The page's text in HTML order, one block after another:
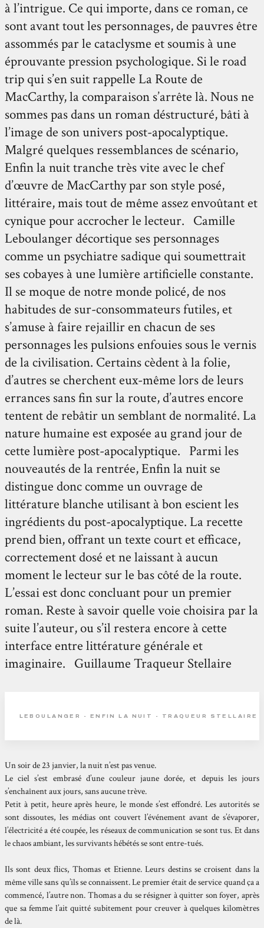
à l’intrigue. Ce qui importe, dans ce roman, ce
sont avant tout les personnages, de pauvres être
assommés par le cataclysme et soumis à une
éprouvante pression psychologique. Si le road
trip qui s’en suit rappelle La Route de
MacCarthy, la comparaison s’arrête là. Nous ne
sommes pas dans un roman déstructuré, bâti à
l’image de son univers post-apocalyptique.
Malgré quelques ressemblances de scénario,
Enfin la nuit tranche très vite avec le chef
d’œuvre de MacCarthy par son style posé,
littéraire, mais tout de même assez envoûtant et
cynique pour accrocher le lecteur. Camille
Leboulanger décortique ses personnages
comme un psychiatre sadique qui soumettrait
ses cobayes à une lumière artificielle constante.
Il se moque de notre monde policé, de nos
habitudes de sur-consommateurs futiles, et
s’amuse à faire rejaillir en chacun de ses
personnages les pulsions enfouies sous le vernis
de la civilisation. Certains cèdent à la folie,
d’autres se cherchent eux-même lors de leurs
errances sans fin sur la route, d’autres encore
tentent de rebâtir un semblant de normalité. La
nature humaine est exposée au grand jour de
cette lumière post-apocalyptique. Parmi les
nouveautés de la rentrée, Enfin la nuit se
distingue donc comme un ouvrage de
littérature blanche utilisant à bon escient les
ingrédients du post-apocalyptique. La recette
prend bien, offrant un texte court et efficace,
correctement dosé et ne laissant à aucun
moment le lecteur sur le bas côté de la route.
L’essai est donc concluant pour un premier
roman. Reste à savoir quelle voie choisira par la
suite l’auteur, ou s’il restera encore à cette
interface entre littérature générale et
imaginaire. Guillaume Traqueur Stellaire
LEBOULANGER - ENFIN LA NUIT - TRAQUEUR STELLAIRE
Un soir de 23 janvier, la nuit n’est pas venue.
Le ciel s’est embrasé d’une couleur jaune dorée, et depuis les jours
s’enchaînent aux jours, sans aucune trève.
Petit à petit, heure après heure, le monde s’est effondré. Les autorités se
sont dissoutes, les médias ont couvert l’événement avant de s’évaporer,
l’électricité a été coupée, les réseaux de communication se sont tus. Et dans
le chaos ambiant, les survivants hébétés se sont entre-tués.
Ils sont deux flics, Thomas et Etienne. Leurs destins se croisent dans la
même ville sans qu’ils se connaissent. Le premier était de service quand ça a
commencé, l’autre non. Thomas a du se résigner à quitter son foyer, après
que sa femme l’ait quitté subitement pour creuver à quelques kilomètres
de là.